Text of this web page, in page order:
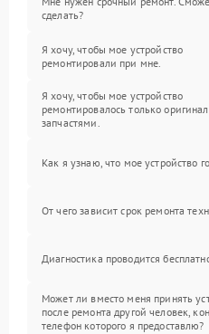
сделать?
Я хочу, чтобы мое устройство
ремонтировали при мне.
Я хочу, чтобы мое устройство
ремонтировалось только
запчастями.
Как я узнаю, что мое устройство
От чего зависит срок ремонта
Диагностика проводится
Может ли вместо меня принять
после ремонта другой человек,
телефон которого я предоставлю?